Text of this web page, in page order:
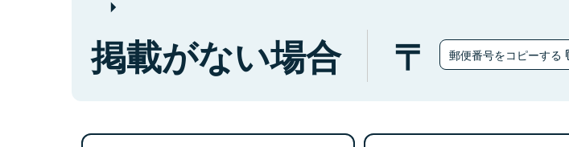
掲載がない場合 郵便番号をコピーする